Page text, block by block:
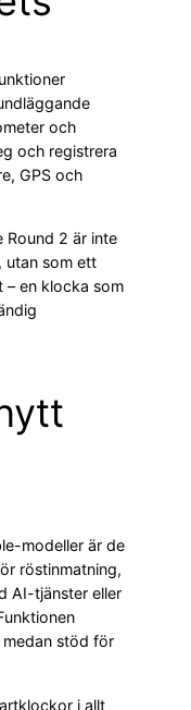
och
och registrera
GPS och
Round 2 är inte
utan som ett
en klocka som
modeller är de
röstinmatning,
AI-tjänster eller
stöd för
i allt